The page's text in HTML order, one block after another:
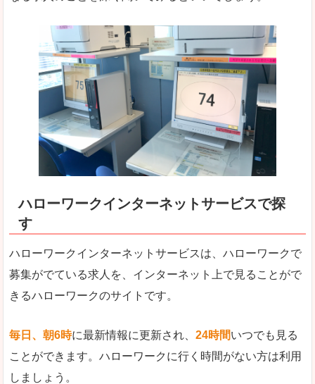
ハローワークインターネットサービスで探
す
ハローワークインターネットサービスは、ハローワークで
募集がでている求人を、インターネット上で見ることがで
きるハローワークのサイトです。
毎日、朝6時に最新情報に更新され、 24時間いつでも見る
ことができます。ハローワークに行く時間がない方は利用
しましょう。